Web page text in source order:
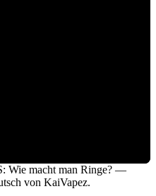
Wie macht man Ringe? —
von KaiVapez.